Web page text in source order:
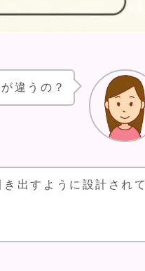
違うの？
出すように設計されて